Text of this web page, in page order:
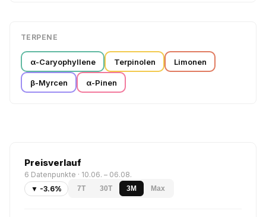
TERPENE
α-Caryophyllene Terpinolen Limonen
β-Myrcen α-Pinen
Preisverlauf
6 Datenpunkte · 10.06. – 06.08.
▼ -3.6%
7T 30T 3M Max